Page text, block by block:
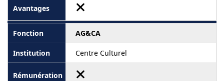
AG&CA
Centre Culturel